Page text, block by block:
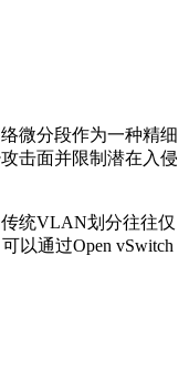
微分段作为一种精细
击面并限制潜在入侵
统VLAN划分往往仅
以通过Open vSwitch